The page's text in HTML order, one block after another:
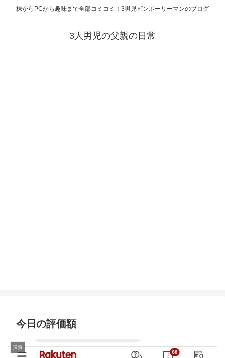
株からPCから趣味まで全部コミコミ！3男児ビンボーリーマンのブログ
3人男児の父親の日常
今日の評価額
投資